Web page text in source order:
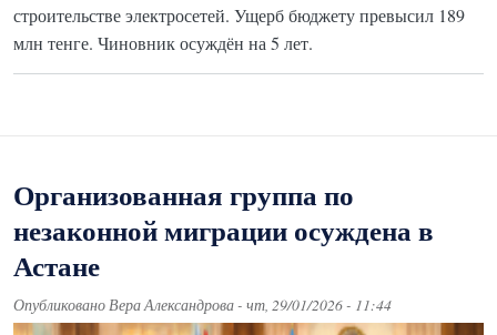
строительстве электросетей. Ущерб бюджету превысил 189
млн тенге. Чиновник осуждён на 5 лет.
Организованная группа по
незаконной миграции осуждена в
Астане
ОпубликованоВера Александрова- чт, 29/01/2026 - 11:44